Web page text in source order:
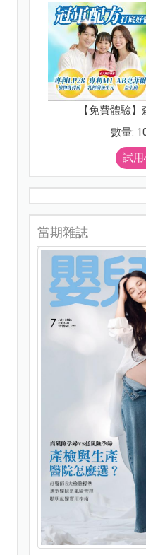
【免費體驗
數量:
試用
當期雜誌